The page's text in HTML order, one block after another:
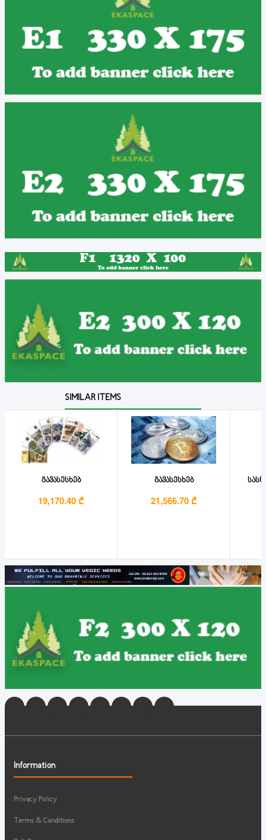
SIMILAR ITEMS
გავასესხებ
19,170.40 ₾
გავასესხებ
21,566.70 ₾
Information
Privacy Policy
Terms & Conditions